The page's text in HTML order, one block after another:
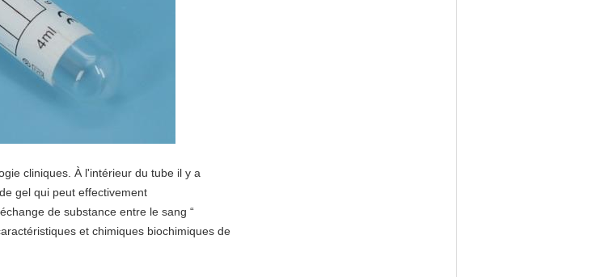
cliniques. À l'intérieur du tube il y a
gel qui peut effectivement
de substance entre le sang “
et chimiques biochimiques de